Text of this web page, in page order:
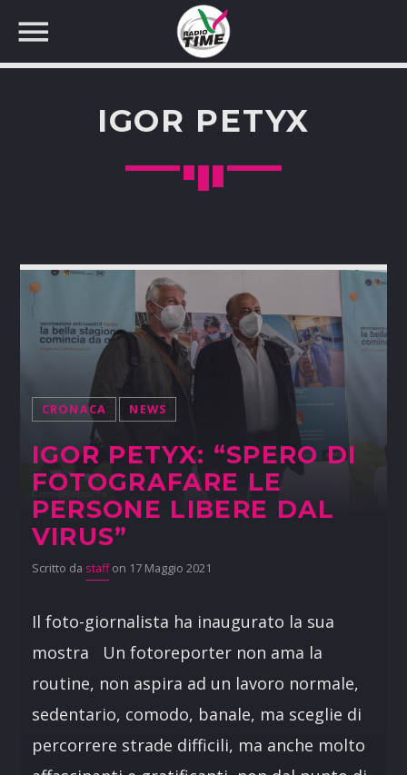
IGOR PETYX
CRONACA NEWS
IGOR PETYX: “SPERO DI
FOTOGRAFARE LE
PERSONE LIBERE DAL
VIRUS”
Scritto da staffon 17 Maggio 2021
Il foto-giornalista ha inaugurato la sua
mostra Un fotoreporter non ama la
routine, non aspira ad un lavoro normale,
sedentario, comodo, banale, ma sceglie di
percorrere strade difficili, ma anche molto